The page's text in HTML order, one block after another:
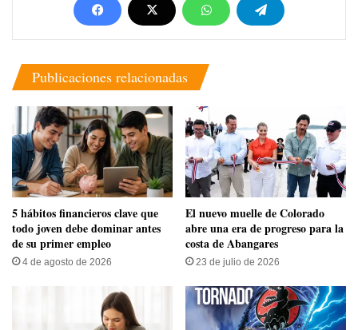
Publicaciones relacionadas
5 hábitos financieros clave que
todo joven debe dominar antes
de su primer empleo
4 de agosto de 2026
​El nuevo muelle de Colorado
abre una era de progreso para la
costa de Abangares
23 de julio de 2026